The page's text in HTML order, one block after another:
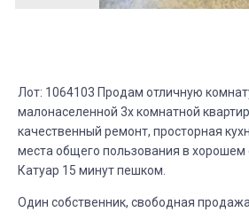
Лот: 1064103 Продам отличную
малонаселенной 3х комнатной
качественный ремонт, просторная
места общего пользования в хорошем
Катуар 15 минут пешком.
Один собственник, свободная продажа.